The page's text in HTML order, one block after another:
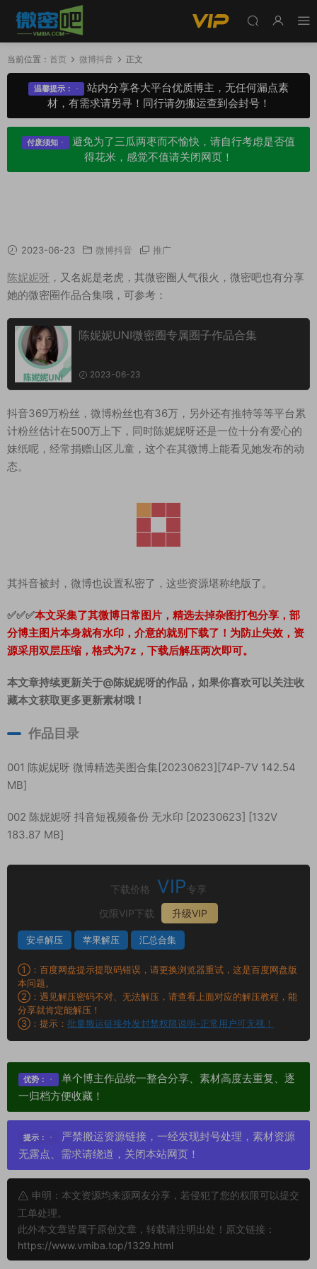
当前位置： 首页 微博抖音 正文
温馨提示：
站内分享各大平台优质博主，无任何漏点素
材，有需求请另寻！同行请勿搬运查到会封号！
付废须知
避免为了三瓜两枣而不愉快，请自行考虑是否值
得花米，感觉不值请关闭网页！
2023-06-23 微博抖音 推广
陈妮妮呀 ，又名妮是老虎，其微密圈人气很火，微密吧也有分享
她的微密圈作品合集哦，可参考：
陈妮妮UNI微密圈专属圈子作品合集
2023-06-23
抖音369万粉丝，微博粉丝也有36万，另外还有推特等等平台累
计粉丝估计在500万上下，同时陈妮妮呀还是一位十分有爱心的
妹纸呢，经常捐赠山区儿童，这个在其微博上能看见她发布的动
态。
其抖音被封，微博也设置私密了，这些资源堪称绝版了。
✅✅✅本文采集了其微博日常图片，精选去掉杂图打包分享，部
分博主图片本身就有水印，介意的就别下载了！为防止失效，资
源采用双层压缩，格式为7z，下载后解压两次即可。
本文章持续更新关于@陈妮妮呀的作品，如果你喜欢可以关注收
藏本文获取更多更新素材哦！
作品目录
001 陈妮妮呀 微博精选美图合集[20230623][74P-7V 142.54
MB]
002 陈妮妮呀 抖音短视频备份 无水印 [20230623] [132V
183.87 MB]
下载价格 VIP 专享
仅限VIP下载
升级VIP
安卓解压 苹果解压 汇总合集
①：百度网盘提示提取码错误，请更换浏览器重试，这是百度网盘版
本问题。
②：遇见解压密码不对、无法解压，请查看上面对应的解压教程，能
分享就肯定能解压！
③：提示： 批量搬运链接外发封禁权限说明-正常用户可无视！
优势：
单个博主作品统一整合分享、素材高度去重复、逐
一归档方便收藏！
提示：
严禁搬运资源链接，一经发现封号处理，素材资源
无露点、需求请绕道，关闭本站网页！
申明：本文资源均来源网友分享，若侵犯了您的权限可以提交
工单处理。
此外本文章皆属于原创文章，转载请注明出处！原文链接：
https://www.vmiba.top/1329.html